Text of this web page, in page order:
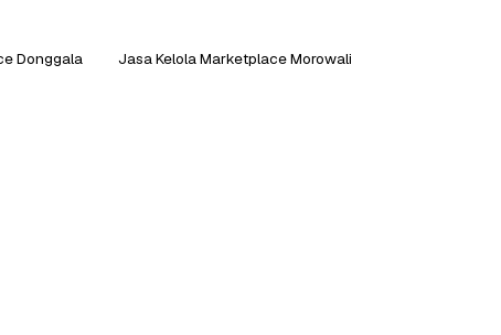
Donggala
Jasa Kelola Marketplace Morowali